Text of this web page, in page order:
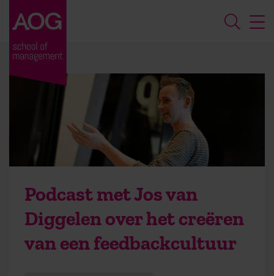
Podcast met Jos van
Diggelen over het creëren
van een feedbackcultuur